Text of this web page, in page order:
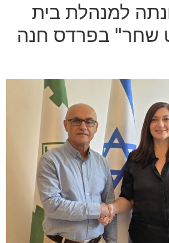
למנהלת בית
שחר" בפרדס חנה